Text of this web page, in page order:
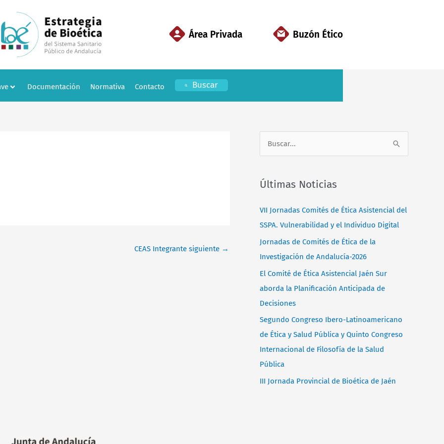
Área Privada Buzón Ético
Documentación Normativa Contacto Buscar
CEAS Integrante siguiente →
c
a
r
Últimas Noticias
VII Jornadas Comités de Ética Asistencial del
SSPA. Vulnerabilidad y el Individuo Digital
Jornadas de Comités de Ética de la
Investigación de Andalucía-2026
El Comité de Ética Asistencial Jaén Sur
aborda la Planificación Anticipada de
Decisiones
Segundo Congreso Ibero-Latinoamericano
de Ética y Salud Pública y Quinto Congreso
Internacional de Filosofía de la Salud
Pública
III Jornada Provincial de Bioética de Jaén